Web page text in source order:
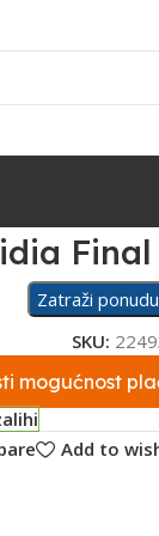
Zatraži ponudu
SKU:
mogućnost
Add to